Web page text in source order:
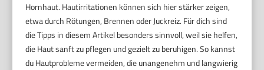
Hornhaut. Hautirritationen können sich hier stärker zeigen,
etwa durch Rötungen, Brennen oder Juckreiz. Für dich sind
die Tipps in diesem Artikel besonders sinnvoll, weil sie helfen,
die Haut sanft zu pflegen und gezielt zu beruhigen. So kannst
du Hautprobleme vermeiden, die unangenehm und langwierig